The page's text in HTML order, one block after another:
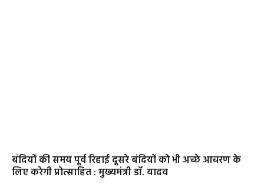
बंदियों की समय पूर्व रिहाई दूसरे बंदियों को भी अच्छे आचरण के
लिए करेगी प्रोत्साहित : मुख्यमंत्री डॉ. यादव